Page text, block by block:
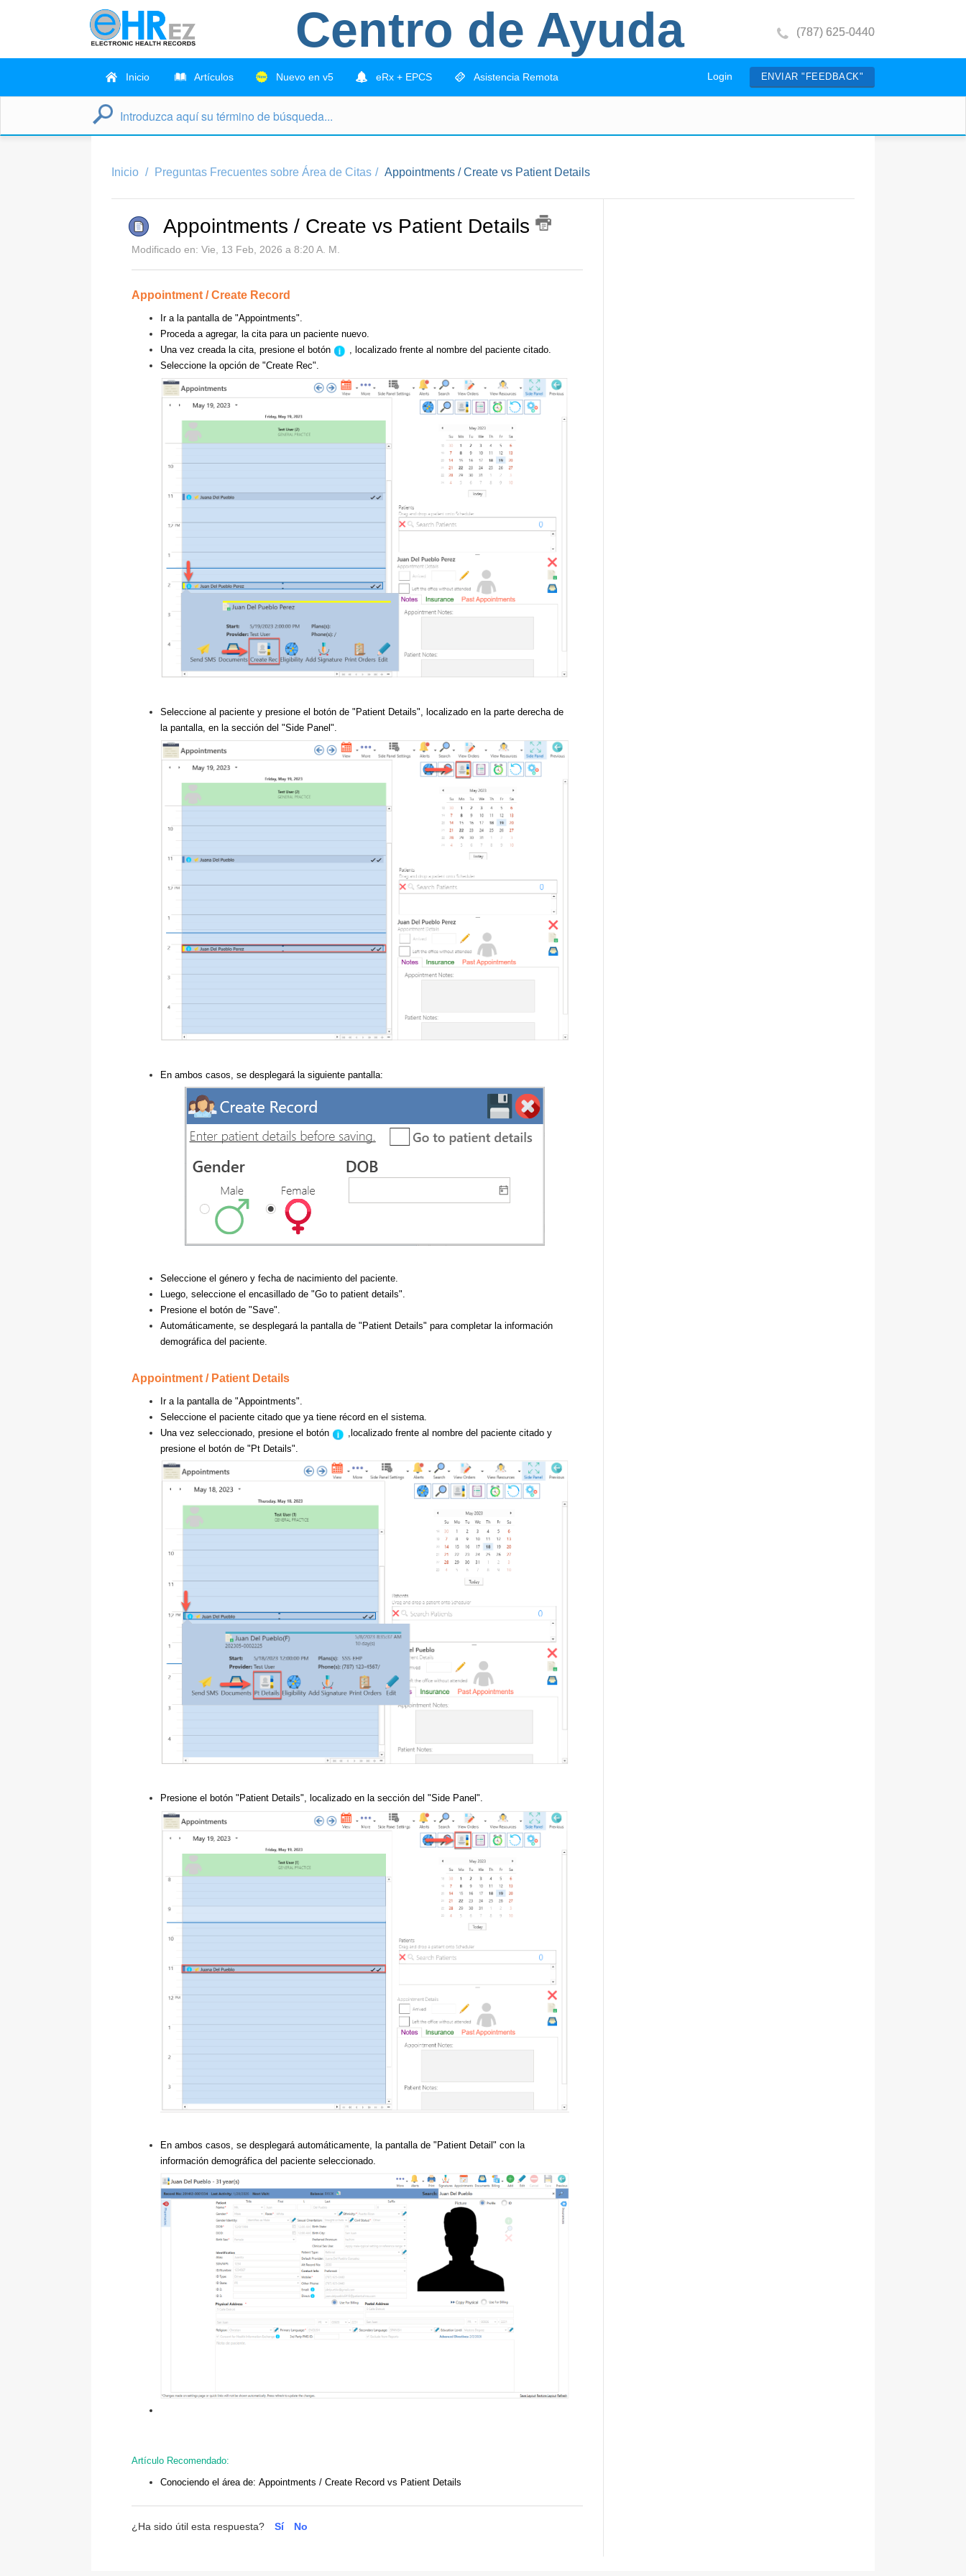
Centro de Ayuda (787) 625-0440
Inicio Artículos Nuevo en v5 eRx + EPCS Asistencia Remota Login ENVIAR "FEEDBACK"
Inicio Preguntas Frecuentes sobre Área de Citas Appointments / Create vs Patient Details
Appointments / Create vs Patient Details
Modificado en: Vie, 13 Feb, 2026 a 8:20 A. M.
Appointment / Create Record
Ir a la pantalla de "Appointments".
Proceda a agregar, la cita para un paciente nuevo.
Una vez creada la cita, presione el botón
, localizado frente al nombre del paciente citado.
Seleccione la opción de "Create Rec".
Seleccione al paciente y presione el botón de "Patient Details", localizado en la parte derecha de
la pantalla, en la sección del "Side Panel".
En ambos casos, se desplegará la siguiente pantalla:
Seleccione el género y fecha de nacimiento del paciente.
Luego, seleccione el encasillado de "Go to patient details".
Presione el botón de "Save".
Automáticamente, se desplegará la pantalla de "Patient Details" para completar la información
demográfica del paciente.
Appointment / Patient Details
Ir a la pantalla de "Appointments".
Seleccione el paciente citado que ya tiene récord en el sistema.
Una vez seleccionado, presione el botón
,localizado frente al nombre del paciente citado y
presione el botón de "Pt Details".
Presione el botón "Patient Details", localizado en la sección del "Side Panel".
En ambos casos, se desplegará automáticamente, la pantalla de "Patient Detail" con la
información demográfica del paciente seleccionado.
Artículo Recomendado:
Conociendo el área de: Appointments / Create Record vs Patient Details
¿Ha sido útil esta respuesta? Sí No